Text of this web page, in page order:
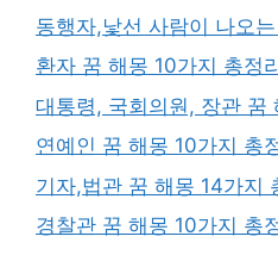
동행자,낯선 사람이 나오
환자 꿈 해몽 10가지 총정
대통령, 국회의원, 장관 꿈
연예인 꿈 해몽 10가지 총
기자,법관 꿈 해몽 14가지
경찰관 꿈 해몽 10가지 총